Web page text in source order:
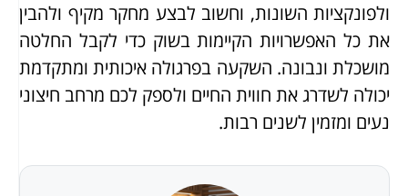
ולפונקציות השונות, וחשוב לבצע מחקר מקיף ולהבין
את כל האפשרויות הקיימות בשוק כדי לקבל החלטה
מושכלת ונבונה. השקעה בפרגולה איכותית ומתקדמת
יכולה לשדרג את חווית החיים ולספק לכם מרחב חיצוני
נעים ומזמין לשנים רבות.